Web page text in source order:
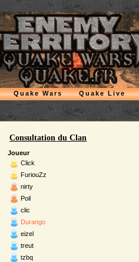
Quake Live
Quake Wars
Consultation du Clan
Joueur
Click
FuriouZz
nirty
Poil
clic
Durango
eizel
treut
tzbq